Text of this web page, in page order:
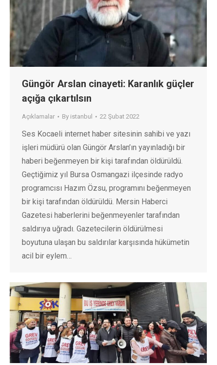
Güngör Arslan cinayeti: Karanlık güçler
açığa çıkartılsın
Açıklamalar By istanbul 22 Şubat 2022
Ses Kocaeli internet haber sitesinin sahibi ve yazı
işleri müdürü olan Güngör Arslan’ın yayınladığı bir
haberi beğenmeyen bir kişi tarafından öldürüldü.
Geçtiğimiz yıl Bursa Osmangazi ilçesinde radyo
programcısı Hazım Özsu, programını beğenmeyen
bir kişi tarafından öldürüldü. Mersin Haberci
Gazetesi haberlerini beğenmeyenler tarafından
saldırıya uğradı. Gazetecilerin öldürülmesi
boyutuna ulaşan bu saldırılar karşısında hükümetin
acil bir eylem…